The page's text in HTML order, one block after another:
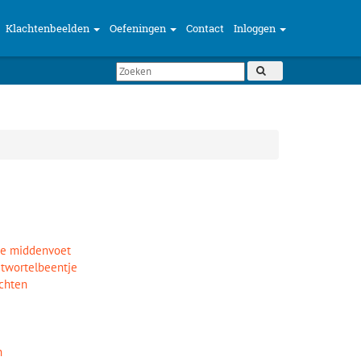
Klachtenbeelden Oefeningen Contact Inloggen
middenvoet